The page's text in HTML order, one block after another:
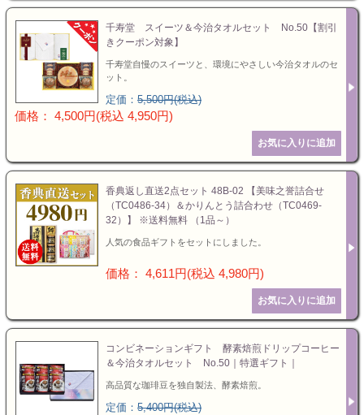
千寿堂 スイーツ＆今治タオルセット No.50【割引
きクーポン対象】
千寿堂自慢のスイーツと、環境にやさしい今治タオルのセ
ット。
定価： 5,500円(税込)
価格： 4,500円(税込 4,950円)
香典返し直送2点セット 48B-02 【美味之誉詰合せ
（TC0486-34）＆かりんとう詰合わせ（TC0469-
32）】 ※送料無料 （1品～）
人気の食品ギフトをセットにしました。
価格： 4,611円(税込 4,980円)
コンビネーションギフト 酵素焙煎ドリップコーヒー
＆今治タオルセット No.50｜特選ギフト｜
高品質な珈琲豆を独自製法、酵素焙煎。
定価： 5,400円(税込)